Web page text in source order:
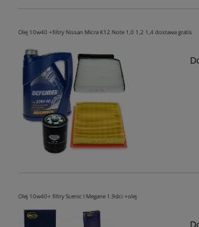
Olej 10w40 +filtry Nissan Micra K12 Note 1,0 1,2 1,4 dostawa gratis
Olej 10w40+ filtry Scenic I Megane 1.9dci +olej